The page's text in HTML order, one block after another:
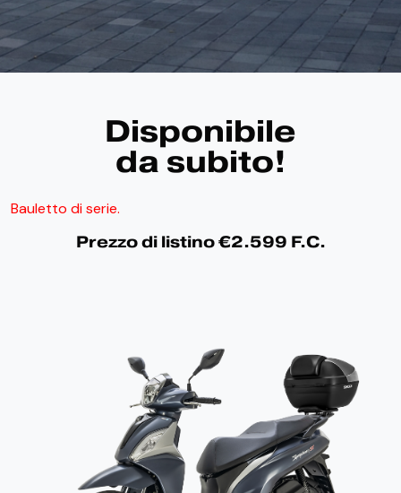
Disponibile
da subito!
Bauletto di serie.
Prezzo di listino €2.599 F.C.